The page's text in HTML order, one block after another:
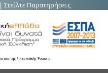
| Στείλτε Παρατηρήσεις